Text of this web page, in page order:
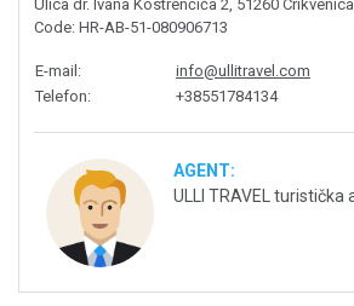
Ulica dr. Ivana Kostrenčića 2, 51260 Crikvenica
Code: HR-AB-51-080906713
E-mail:
info@ullitravel.com
Telefon: +38551784134
AGENT:
ULLI TRAVEL turistička